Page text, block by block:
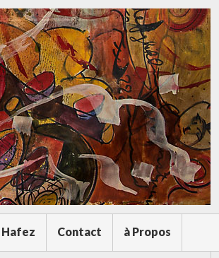
Hafez Contact à Propos